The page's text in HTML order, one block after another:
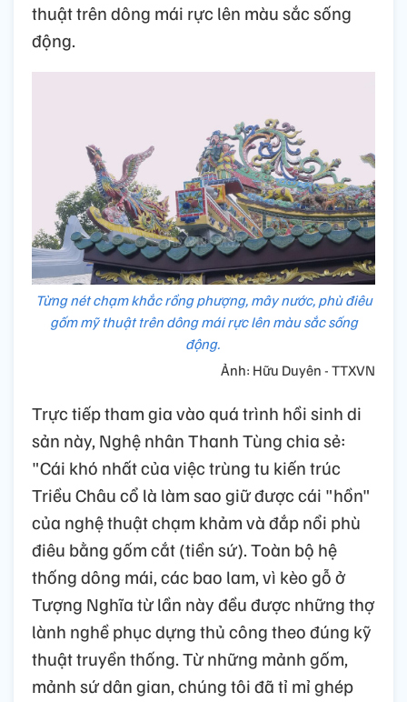
thuật trên dông mái rực lên màu sắc sống
động.
Từng nét chạm khắc rồng phượng, mây nước, phù điêu
gốm mỹ thuật trên dông mái rực lên màu sắc sống
động.
Ảnh: Hữu Duyên - TTXVN
Trực tiếp tham gia vào quá trình hồi sinh di
sản này, Nghệ nhân Thanh Tùng chia sẻ:
"Cái khó nhất của việc trùng tu kiến trúc
Triều Châu cổ là làm sao giữ được cái "hồn"
của nghệ thuật chạm khảm và đắp nổi phù
điêu bằng gốm cắt (tiền sứ). Toàn bộ hệ
thống dông mái, các bao lam, vì kèo gỗ ở
Tượng Nghĩa từ lần này đều được những thợ
lành nghề phục dựng thủ công theo đúng kỹ
thuật truyền thống. Từ những mảnh gốm,
mảnh sứ dân gian, chúng tôi đã tỉ mỉ ghép